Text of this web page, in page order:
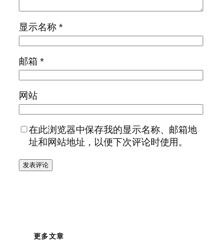
显示名称 *
邮箱 *
网站
在此浏览器中保存我的显示名称、邮箱地
址和网站地址，以便下次评论时使用。
更多文章